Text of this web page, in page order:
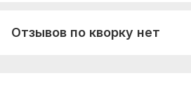
Отзывов по кворку нет